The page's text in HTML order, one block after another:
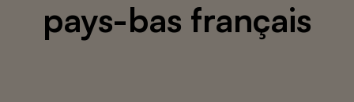
pays-bas français